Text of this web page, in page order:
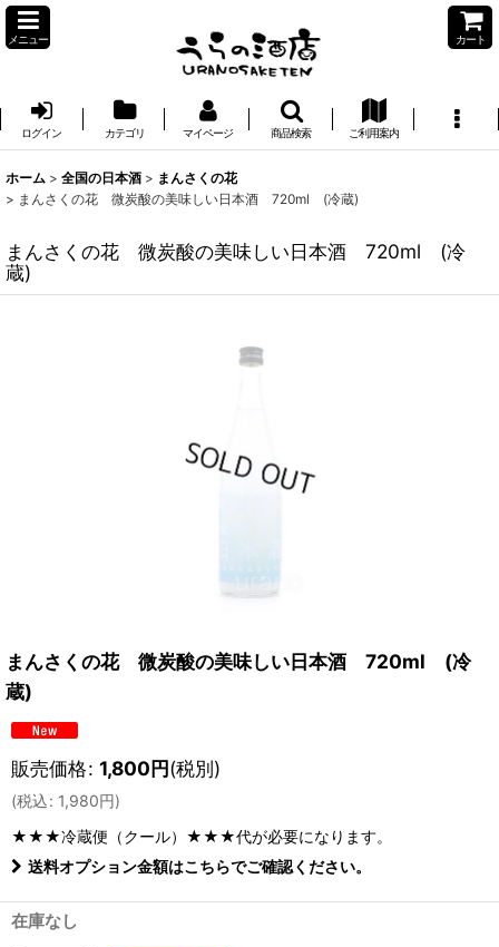
メニュー カート
ログイン カテゴリ マイページ 商品検索 ご利用案内
ホーム > 全国の日本酒 > まんさくの花
> まんさくの花 微炭酸の美味しい日本酒 720ml (冷蔵)
まんさくの花 微炭酸の美味しい日本酒 720ml (冷
蔵)
まんさくの花 微炭酸の美味しい日本酒 720ml (冷
蔵)
販売価格: 1,800円(税別)
(税込: 1,980円)
★★★冷蔵便（クール）★★★代が必要になります。
送料オプション金額はこちらでご確認ください。
在庫なし